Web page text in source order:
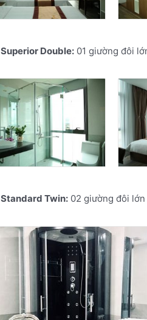
Superior Double: 01 giường đôi
Standard Twin: 02 giường đôi lớn